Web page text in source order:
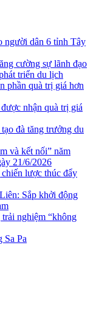
người dân 6 tỉnh Tây
cường sự lãnh đạo
triển du lịch
phần quà trị giá hơn
nhận quà trị giá
đà tăng trưởng du
và kết nối” năm
21/6/2026
lược thúc đẩy
Sắp khởi động
nghiệm “không
Pa